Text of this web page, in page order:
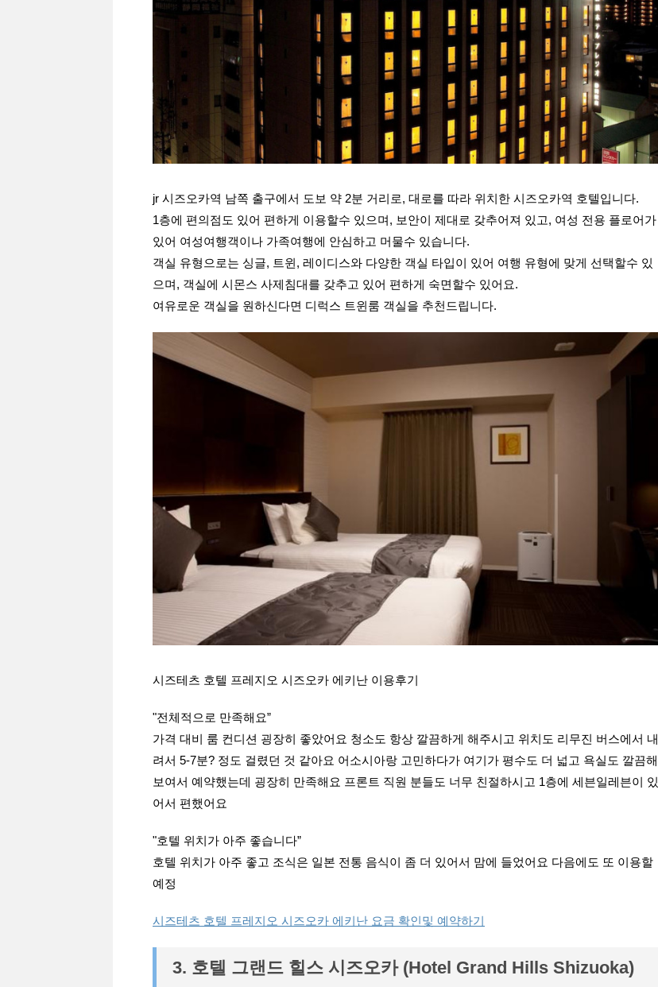
jr 시즈오카역 남쪽 출구에서 도보 약 2분 거리로, 대로를 따라 위치한 시즈오카역 호텔입니다.
1층에 편의점도 있어 편하게 이용할수 있으며, 보안이 제대로 갖추어져 있고, 여성 전용 플로어가
있어 여성여행객이나 가족여행에 안심하고 머물수 있습니다.
객실 유형으로는 싱글, 트윈, 레이디스와 다양한 객실 타입이 있어 여행 유형에 맞게 선택할수 있
으며, 객실에 시몬스 사제침대를 갖추고 있어 편하게 숙면할수 있어요.
여유로운 객실을 원하신다면 디럭스 트윈룸 객실을 추천드립니다.
시즈테츠 호텔 프레지오 시즈오카 에키난 이용후기
"전체적으로 만족해요”
가격 대비 룸 컨디션 굉장히 좋았어요 청소도 항상 깔끔하게 해주시고 위치도 리무진 버스에서 내
려서 5-7분? 정도 걸렸던 것 같아요 어소시아랑 고민하다가 여기가 평수도 더 넓고 욕실도 깔끔해
보여서 예약했는데 굉장히 만족해요 프론트 직원 분들도 너무 친절하시고 1층에 세븐일레븐이 있
어서 편했어요
"호텔 위치가 아주 좋습니다”
호텔 위치가 아주 좋고 조식은 일본 전통 음식이 좀 더 있어서 맘에 들었어요 다음에도 또 이용할
예정
시즈테츠 호텔 프레지오 시즈오카 에키난 요금 확인및 예약하기
3. 호텔 그랜드 힐스 시즈오카 (Hotel Grand Hills Shizuoka)